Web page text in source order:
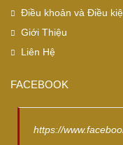
Điều khoản và Điều
Giới Thiệu
Liên Hệ
FACEBOOK
https://